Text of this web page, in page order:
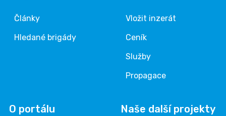
Články
Hledané brigády
Vložit inzerát
Ceník
Služby
Propagace
O portálu Naše další projekty